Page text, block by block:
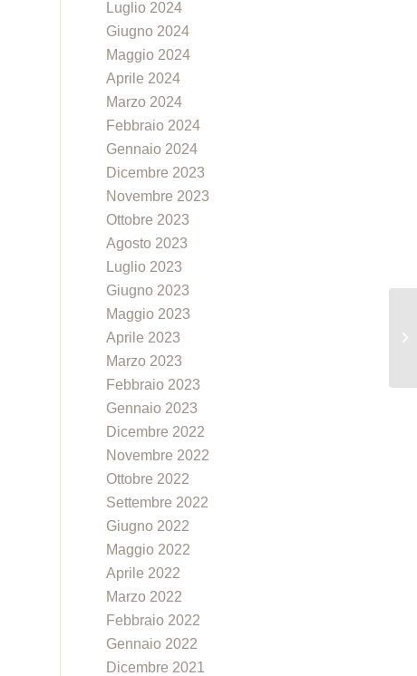
Luglio 2024
Giugno 2024
Maggio 2024
Aprile 2024
Marzo 2024
Febbraio 2024
Gennaio 2024
Dicembre 2023
Novembre 2023
Ottobre 2023
Agosto 2023
Luglio 2023
Giugno 2023
Maggio 2023
Aprile 2023
Marzo 2023
Febbraio 2023
Gennaio 2023
Dicembre 2022
Novembre 2022
Ottobre 2022
Settembre 2022
Giugno 2022
Maggio 2022
Aprile 2022
Marzo 2022
Febbraio 2022
Gennaio 2022
Dicembre 2021